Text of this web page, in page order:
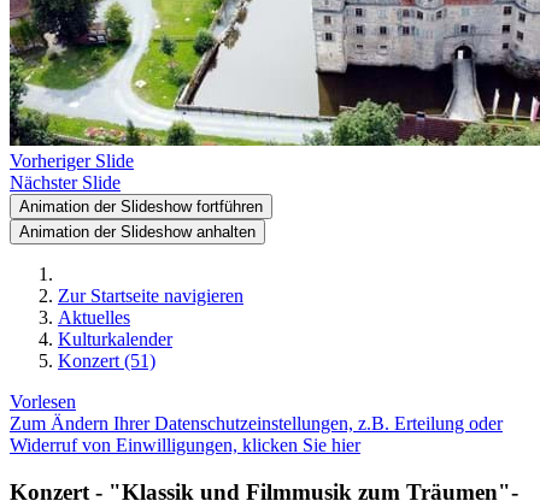
Vorheriger Slide
Nächster Slide
Animation der Slideshow fortführen
Animation der Slideshow anhalten
Zur Startseite navigieren
Aktuelles
Kulturkalender
Konzert (51)
Vorlesen
Zum Ändern Ihrer Datenschutzeinstellungen, z.B. Erteilung oder
Widerruf von Einwilligungen, klicken Sie hier
Konzert - "Klassik und Filmmusik zum Träumen"-